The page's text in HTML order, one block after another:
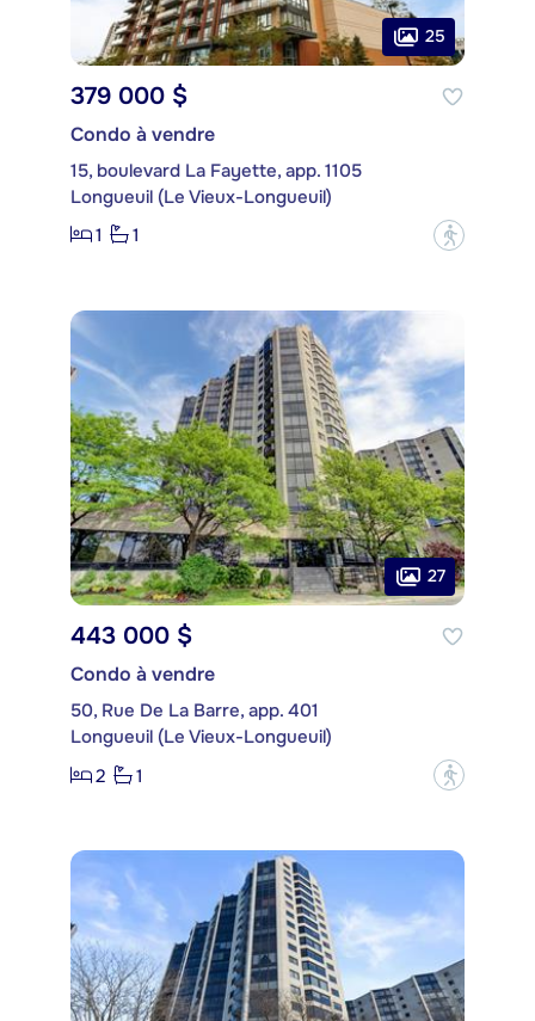
25
379 000 $
Condo à vendre
15, boulevard La Fayette, app. 1105
Longueuil (Le Vieux-Longueuil)
1
1 ?
27
443 000 $
Condo à vendre
50, Rue De La Barre, app. 401
Longueuil (Le Vieux-Longueuil)
2
1 ?